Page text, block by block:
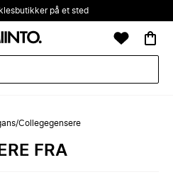
på et sted
/Collegegensere
FRA